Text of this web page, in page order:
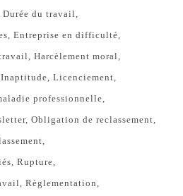
Durée du travail
Entreprise en difficulté
Harcèlement moral
Inaptitude Licenciement
professionnelle
Obligation de reclassement
Rupture
Règlementation